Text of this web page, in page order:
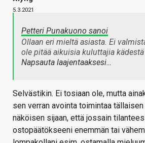
5.3.2021
Petteri Punakuono sanoi
Ollaan eri mieltä asiasta. Ei
ole pitää aikuisia kuluttajia
Napsauta laajentaaksesi…
Selvästikin. Ei tosiaan ole, mutta
sen verran avointa toimintaa tällaisen
näköisen sijaan, että jossain
ostopäätökseeni enemmän tai